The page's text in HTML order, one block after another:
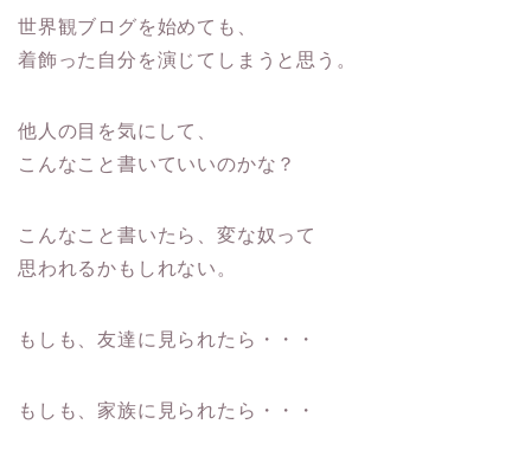
世界観ブログを始めても、
着飾った自分を演じてしまうと思う。
他人の目を気にして、
こんなこと書いていいのかな？
こんなこと書いたら、変な奴って
思われるかもしれない。
もしも、友達に見られたら・・・
もしも、家族に見られたら・・・